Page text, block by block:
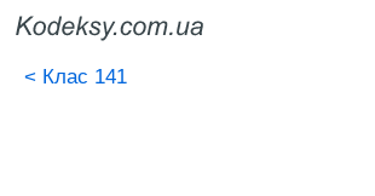
< Клас 141